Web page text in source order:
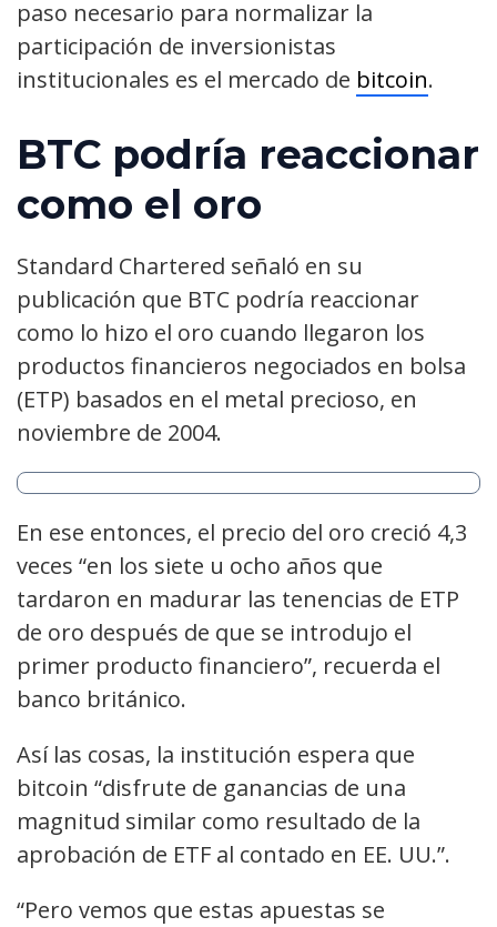
paso necesario para normalizar la
participación de inversionistas
institucionales es el mercado de bitcoin.
BTC podría reaccionar
como el oro
Standard Chartered señaló en su
publicación que BTC podría reaccionar
como lo hizo el oro cuando llegaron los
productos financieros negociados en bolsa
(ETP) basados en el metal precioso, en
noviembre de 2004.
En ese entonces, el precio del oro creció 4,3
veces “en los siete u ocho años que
tardaron en madurar las tenencias de ETP
de oro después de que se introdujo el
primer producto financiero”, recuerda el
banco británico.
Así las cosas, la institución espera que
bitcoin “disfrute de ganancias de una
magnitud similar como resultado de la
aprobación de ETF al contado en EE. UU.”.
“Pero vemos que estas apuestas se